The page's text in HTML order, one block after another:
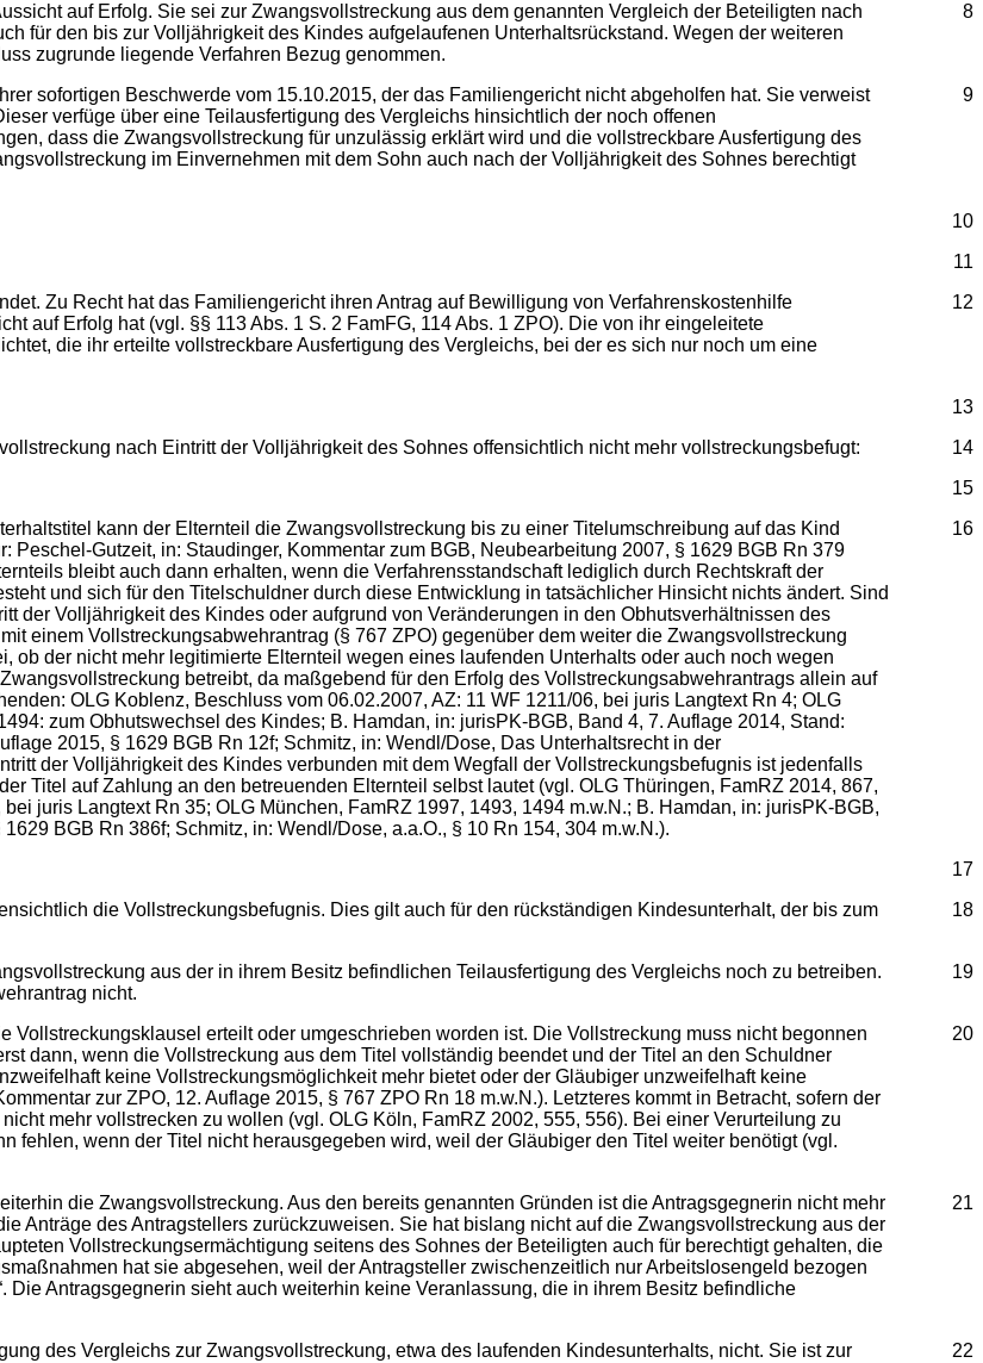
8
auf Erfolg. Sie sei zur Zwangsvollstreckung aus dem genannten Vergleich der Beteiligten nach
für den bis zur Volljährigkeit des Kindes aufgelaufenen Unterhaltsrückstand. Wegen der weiteren
zugrunde liegende Verfahren Bezug genommen.
9
sofortigen Beschwerde vom 15.10.2015, der das Familiengericht nicht abgeholfen hat. Sie verweist
verfüge über eine Teilausfertigung des Vergleichs hinsichtlich der noch offenen
dass die Zwangsvollstreckung für unzulässig erklärt wird und die vollstreckbare Ausfertigung des
im Einvernehmen mit dem Sohn auch nach der Volljährigkeit des Sohnes berechtigt
10
11
12
Zu Recht hat das Familiengericht ihren Antrag auf Bewilligung von Verfahrenskostenhilfe
auf Erfolg hat (vgl. §§ 113 Abs. 1 S. 2 FamFG, 114 Abs. 1 ZPO). Die von ihr eingeleitete
die ihr erteilte vollstreckbare Ausfertigung des Vergleichs, bei der es sich nur noch um eine
13
14
nach Eintritt der Volljährigkeit des Sohnes offensichtlich nicht mehr vollstreckungsbefugt:
15
16
kann der Elternteil die Zwangsvollstreckung bis zu einer Titelumschreibung auf das Kind
Peschel-Gutzeit, in: Staudinger, Kommentar zum BGB, Neubearbeitung 2007, § 1629 BGB Rn 379
bleibt auch dann erhalten, wenn die Verfahrensstandschaft lediglich durch Rechtskraft der
und sich für den Titelschuldner durch diese Entwicklung in tatsächlicher Hinsicht nichts ändert. Sind
der Volljährigkeit des Kindes oder aufgrund von Veränderungen in den Obhutsverhältnissen des
einem Vollstreckungsabwehrantrag (§ 767 ZPO) gegenüber dem weiter die Zwangsvollstreckung
der nicht mehr legitimierte Elternteil wegen eines laufenden Unterhalts oder auch noch wegen
betreibt, da maßgebend für den Erfolg des Vollstreckungsabwehrantrags allein auf
OLG Koblenz, Beschluss vom 06.02.2007, AZ: 11 WF 1211/06, bei juris Langtext Rn 4; OLG
zum Obhutswechsel des Kindes; B. Hamdan, in: jurisPK-BGB, Band 4, 7. Auflage 2014, Stand:
2015, § 1629 BGB Rn 12f; Schmitz, in: Wendl/Dose, Das Unterhaltsrecht in der
der Volljährigkeit des Kindes verbunden mit dem Wegfall der Vollstreckungsbefugnis ist jedenfalls
Titel auf Zahlung an den betreuenden Elternteil selbst lautet (vgl. OLG Thüringen, FamRZ 2014, 867,
juris Langtext Rn 35; OLG München, FamRZ 1997, 1493, 1494 m.w.N.; B. Hamdan, in: jurisPK-BGB,
BGB Rn 386f; Schmitz, in: Wendl/Dose, a.a.O., § 10 Rn 154, 304 m.w.N.).
17
18
die Vollstreckungsbefugnis. Dies gilt auch für den rückständigen Kindesunterhalt, der bis zum
19
aus der in ihrem Besitz befindlichen Teilausfertigung des Vergleichs noch zu betreiben.
nicht.
20
Vollstreckungsklausel erteilt oder umgeschrieben worden ist. Die Vollstreckung muss nicht begonnen
dann, wenn die Vollstreckung aus dem Titel vollständig beendet und der Titel an den Schuldner
keine Vollstreckungsmöglichkeit mehr bietet oder der Gläubiger unzweifelhaft keine
zur ZPO, 12. Auflage 2015, § 767 ZPO Rn 18 m.w.N.). Letzteres kommt in Betracht, sofern der
mehr vollstrecken zu wollen (vgl. OLG Köln, FamRZ 2002, 555, 556). Bei einer Verurteilung zu
fehlen, wenn der Titel nicht herausgegeben wird, weil der Gläubiger den Titel weiter benötigt (vgl.
21
die Zwangsvollstreckung. Aus den bereits genannten Gründen ist die Antragsgegnerin nicht mehr
Anträge des Antragstellers zurückzuweisen. Sie hat bislang nicht auf die Zwangsvollstreckung aus der
Vollstreckungsermächtigung seitens des Sohnes der Beteiligten auch für berechtigt gehalten, die
hat sie abgesehen, weil der Antragsteller zwischenzeitlich nur Arbeitslosengeld bezogen
Die Antragsgegnerin sieht auch weiterhin keine Veranlassung, die in ihrem Besitz befindliche
22
des Vergleichs zur Zwangsvollstreckung, etwa des laufenden Kindesunterhalts, nicht. Sie ist zur